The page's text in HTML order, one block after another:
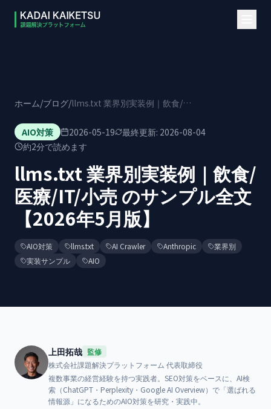
ホーム/ブログ/ llms.txt 業界別実装例｜飲食/医療/IT/小売 のサンプル全文【2026年5月版】
AIO対策 2026-05-19 最終更新: 2026-08-04
約2分で読めます
llms.txt 業界別実装例｜飲食/
医療/IT/小売 のサンプル全文
【2026年5月版】
AIO対策 llms.txt AI Crawler Anthropic
業界別
実装サンプル
AIO
上田拓哉 監修
株式会社課題解決プラットフォーム 代表取締役
複数事業の経営経験を持つ実践者。SEO対策をベースに、AI検
索（ChatGPT・Perplexity・Google AI Overview）で「選ばれる
情報源」になるためのAIO対策を研究・実践中。